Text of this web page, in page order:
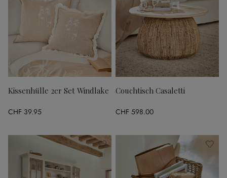
Kissenhülle 2er Set Windlake
CHF 39.95
Couchtisch Casaletti
CHF 598.00